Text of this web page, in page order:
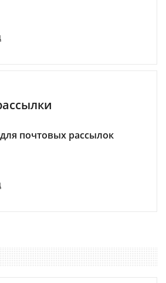
почтовых рассылок